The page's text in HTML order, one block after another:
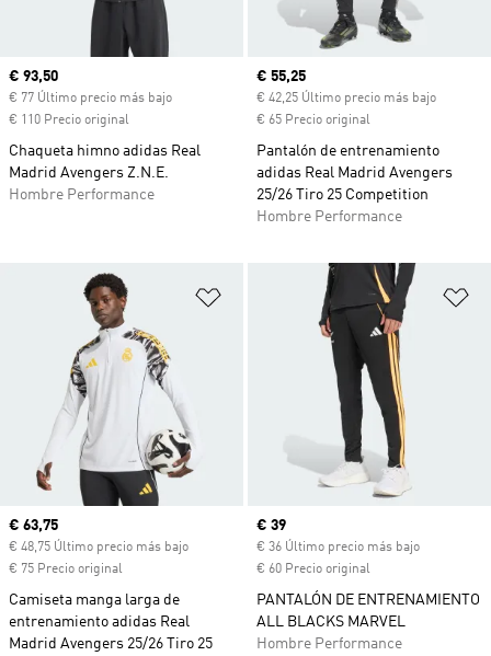
Precio actual
€ 93,50
€ 77 Último precio más bajo
€ 110 Precio original
Chaqueta himno adidas Real
Madrid Avengers Z.N.E.
Hombre Performance
Precio actual
€ 55,25
€ 42,25 Último precio más bajo
€ 65 Precio original
Pantalón de entrenamiento
adidas Real Madrid Avengers
25/26 Tiro 25 Competition
Hombre Performance
Añadir a la lista de deseos
Precio actual
€ 63,75
€ 48,75 Último precio más bajo
€ 75 Precio original
Camiseta manga larga de
entrenamiento adidas Real
Madrid Avengers 25/26 Tiro 25
Precio actual
€ 39
€ 36 Último precio más bajo
€ 60 Precio original
PANTALÓN DE ENTRENAMIENTO
ALL BLACKS MARVEL
Hombre Performance